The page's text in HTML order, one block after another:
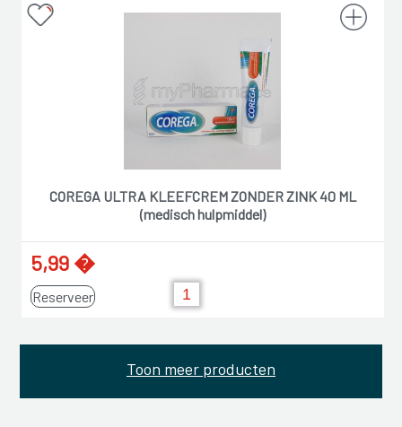
COREGA ULTRA KLEEFCREM ZONDER ZINK 40 ML
(medisch hulpmiddel)
5,99 �
Reserveer
Toon meer producten